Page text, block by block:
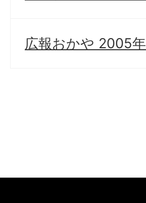
広報おかや 2005